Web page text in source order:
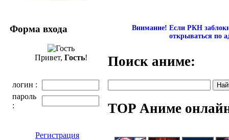
Форма входа
Привет, Гость!
логин :
пароль
:
Регистрация
Внимание! Если РКН
открываться по
Поиск аниме:
TOP Аниме